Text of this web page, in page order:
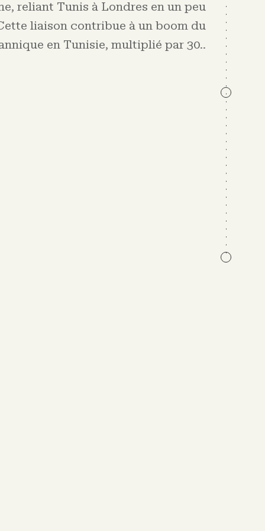
reliant Tunis à Londres en un peu
liaison contribue à un boom du
en Tunisie, multiplié par 30..